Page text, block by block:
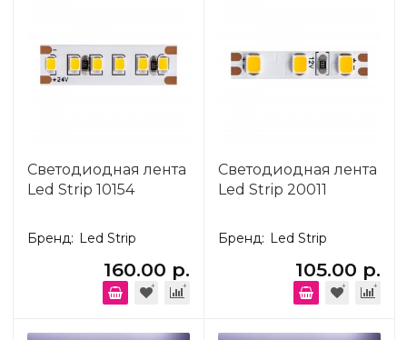
Светодиодная лента
Led Strip 10154
Бренд: Led Strip
160.00 р.
Светодиодная лента
Led Strip 20011
Бренд: Led Strip
105.00 р.